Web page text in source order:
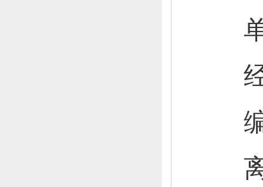
单
经
编
离